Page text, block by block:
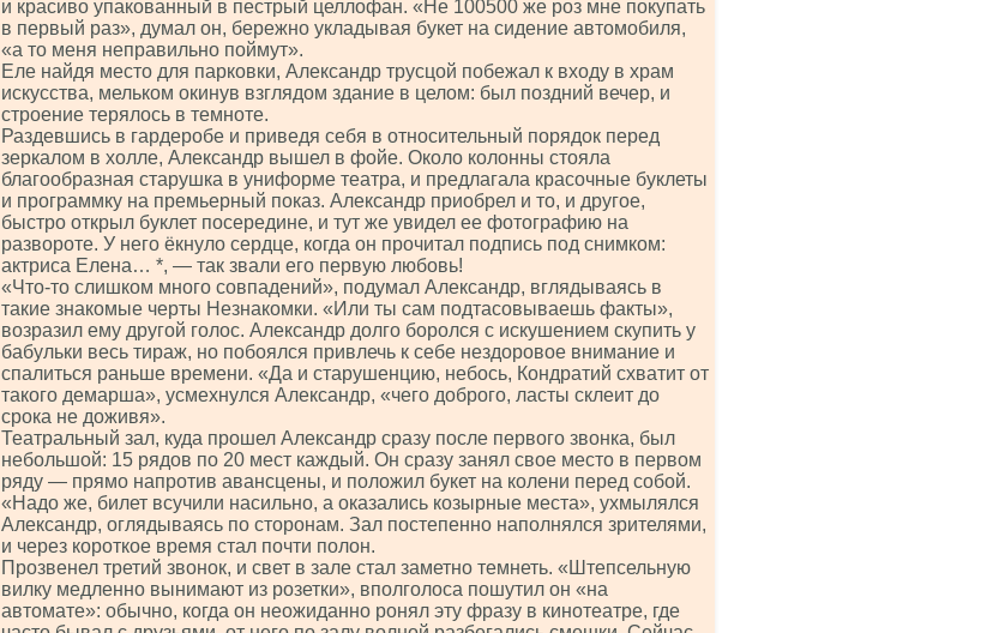
и красиво упакованный в пестрый целлофан. «Не 100500 же роз мне покупать
в первый раз», думал он, бережно укладывая букет на сидение автомобиля,
«а то меня неправильно поймут».
Еле найдя место для парковки, Александр трусцой побежал к входу в храм
искусства, мельком окинув взглядом здание в целом: был поздний вечер, и
строение терялось в темноте.
Раздевшись в гардеробе и приведя себя в относительный порядок перед
зеркалом в холле, Александр вышел в фойе. Около колонны стояла
благообразная старушка в униформе театра, и предлагала красочные буклеты
и программку на премьерный показ. Александр приобрел и то, и другое,
быстро открыл буклет посередине, и тут же увидел ее фотографию на
развороте. У него ёкнуло сердце, когда он прочитал подпись под снимком:
актриса Елена… *, — так звали его первую любовь!
«Что-то слишком много совпадений», подумал Александр, вглядываясь в
такие знакомые черты Незнакомки. «Или ты сам подтасовываешь факты»,
возразил ему другой голос. Александр долго боролся с искушением скупить у
бабульки весь тираж, но побоялся привлечь к себе нездоровое внимание и
спалиться раньше времени. «Да и старушенцию, небось, Кондратий схватит от
такого демарша», усмехнулся Александр, «чего доброго, ласты склеит до
срока не доживя».
Театральный зал, куда прошел Александр сразу после первого звонка, был
небольшой: 15 рядов по 20 мест каждый. Он сразу занял свое место в первом
ряду — прямо напротив авансцены, и положил букет на колени перед собой.
«Надо же, билет всучили насильно, а оказались козырные места», ухмылялся
Александр, оглядываясь по сторонам. Зал постепенно наполнялся зрителями,
и через короткое время стал почти полон.
Прозвенел третий звонок, и свет в зале стал заметно темнеть. «Штепсельную
вилку медленно вынимают из розетки», вполголоса пошутил он «на
автомате»: обычно, когда он неожиданно ронял эту фразу в кинотеатре, где